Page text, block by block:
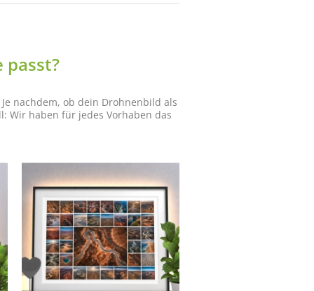
passt?
nachdem, ob dein Drohnenbild als
Wir haben für jedes Vorhaben das